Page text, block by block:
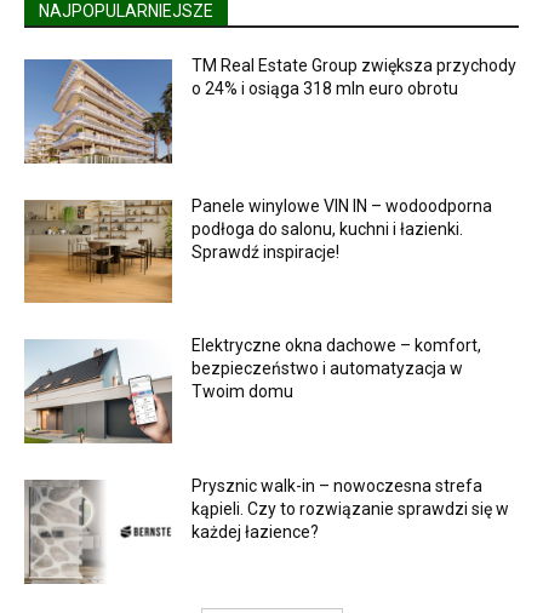
NAJPOPULARNIEJSZE
TM Real Estate Group zwiększa przychody
o 24% i osiąga 318 mln euro obrotu
Panele winylowe VIN IN – wodoodporna
podłoga do salonu, kuchni i łazienki.
Sprawdź inspiracje!
Elektryczne okna dachowe – komfort,
bezpieczeństwo i automatyzacja w
Twoim domu
Prysznic walk-in – nowoczesna strefa
kąpieli. Czy to rozwiązanie sprawdzi się w
każdej łazience?